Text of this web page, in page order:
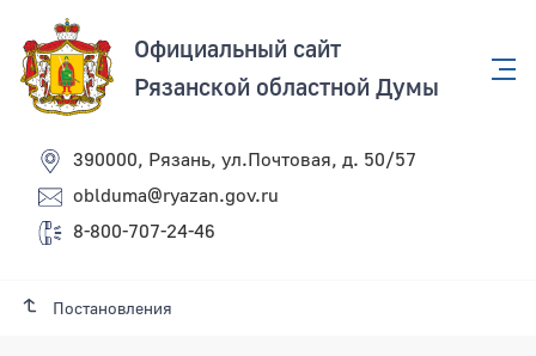
Официальный сайт
Рязанской областной Думы
390000, Рязань, ул.Почтовая, д. 50/57
oblduma@ryazan.gov.ru
8-800-707-24-46
Постановления